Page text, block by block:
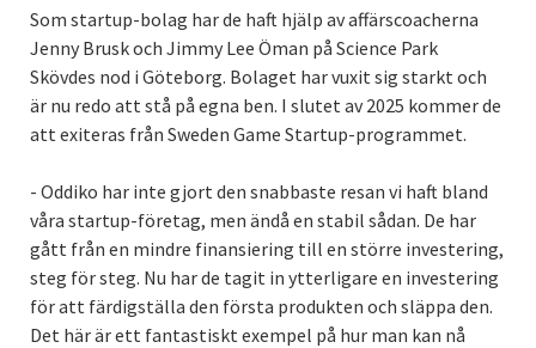
Som startup-bolag har de haft hjälp av affärscoacherna
Jenny Brusk och Jimmy Lee Öman på Science Park
Skövdes nod i Göteborg. Bolaget har vuxit sig starkt och
är nu redo att stå på egna ben. I slutet av 2025 kommer de
att exiteras från Sweden Game Startup-programmet.
- Oddiko har inte gjort den snabbaste resan vi haft bland
våra startup-företag, men ändå en stabil sådan. De har
gått från en mindre finansiering till en större investering,
steg för steg. Nu har de tagit in ytterligare en investering
för att färdigställa den första produkten och släppa den.
Det här är ett fantastiskt exempel på hur man kan nå